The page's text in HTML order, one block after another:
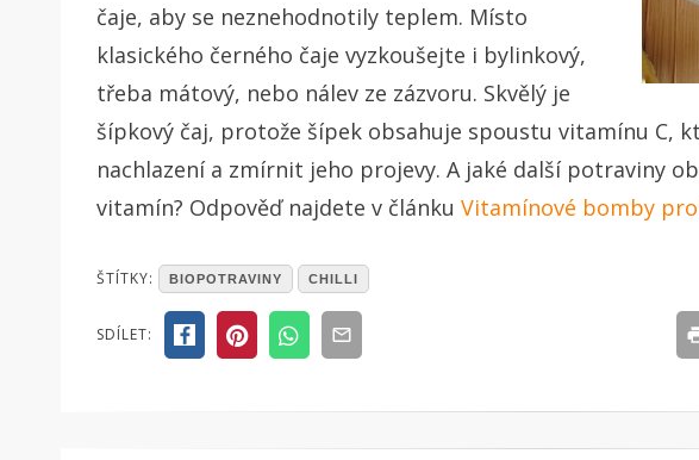
čaje, aby se neznehodnotily teplem. Místo
klasického černého čaje vyzkoušejte i bylinkový,
třeba mátový, nebo nálev ze zázvoru. Skvělý je
šípkový čaj, protože šípek obsahuje spoustu vitamínu C,
nachlazení a zmírnit jeho projevy. A jaké další potraviny
vitamín? Odpověď najdete v článku Vitamínové bomby
POSTED
ČLÁNKY
ŠTÍTKY: BIOPOTRAVINY CHILLI
SDÍLET: